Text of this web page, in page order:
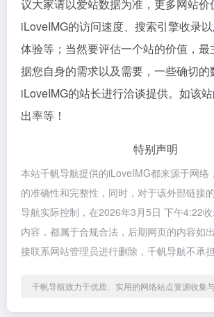
议大家请以爱站数据为准，更多网站价
iLoveIMG的访问速度、搜索引擎收录
体验等；当然要评估一个站的价值，最
据您自身的需求以及需要，一些确切的
iLoveIMG的站长进行洽谈提供。如该
出率等！
特别声明
本站千帆导航提供的iLoveIMG都来源于网络
的准确性和完整性，同时，对于该外部链接
导航实际控制，在2026年3月5日 下午4:22
内容，都属于合规合法，后期网页的内容如
接联系网站管理员进行删除，千帆导航不承担
千帆导航致力于优质、实用的网络站点资源收集